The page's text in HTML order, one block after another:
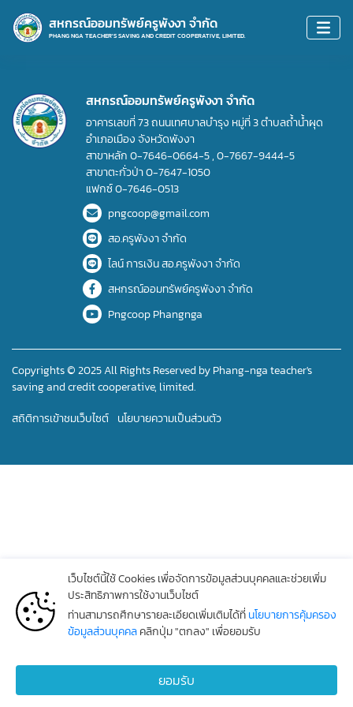
สหกรณ์ออมทรัพย์ครูพังงา จำกัด
PHANG NGA TEACHER'S SAVING AND CREDIT COOPERATIVE, LIMITED.
สหกรณ์ออมทรัพย์ครูพังงา จำกัด
อาคารเลขที่ 73 ถนนเทศบาลบำรุง หมู่ที่ 3 ตำบลถ้ำน้ำผุด
อำเภอเมือง จังหวัดพังงา
สาขาหลัก0-7646-0664-5,0-7667-9444-5
สาขาตะกั่วป่า0-7647-1050
แฟกซ์0-7646-0513
pngcoop@gmail.com
สอ.ครูพังงา จำกัด
ไลน์ การเงิน สอ.ครูพังงา จำกัด
สหกรณ์ออมทรัพย์ครูพังงา จำกัด
Pngcoop Phangnga
Copyrights © 2025 All Rights Reserved by Phang-nga teacher's
saving and credit cooperative, limited.
สถิติการเข้าชมเว็บไซต์ นโยบายความเป็นส่วนตัว
เว็บไซต์นี้ใช้ Cookies เพื่อจัดการข้อมูลส่วนบุคคลและช่วยเพิ่ม
ประสิทธิภาพการใช้งานเว็บไซต์
ท่านสามารถศึกษารายละเอียดเพิ่มเติมได้ที่นโยบายการคุ้มครอง
ข้อมูลส่วนบุคคลคลิกปุ่ม "ตกลง" เพื่อยอมรับ
ยอมรับ